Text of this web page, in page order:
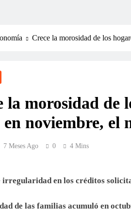
Crece la morosidad de los
la morosidad de
noviembre, el
7 Meses Ago 0 4 Mins
en los créditos
de las familias acumuló en